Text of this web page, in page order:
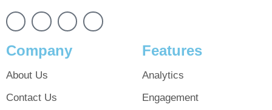
Company
About Us
Contact Us
Features
Analytics
Engagement